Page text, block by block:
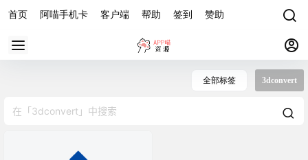
首页 阿喵手机卡 客户端 帮助 签到 赞助
全部标签 3dconvert